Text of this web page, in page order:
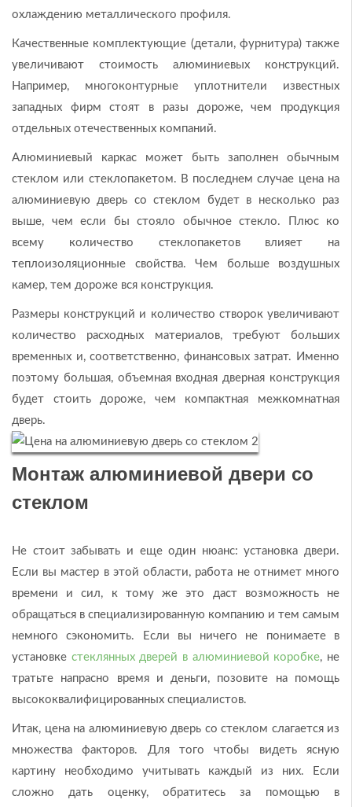
охлаждению металлического профиля.
Качественные комплектующие (детали, фурнитура) также
увеличивают стоимость алюминиевых конструкций.
Например, многоконтурные уплотнители известных
западных фирм стоят в разы дороже, чем продукция
отдельных отечественных компаний.
Алюминиевый каркас может быть заполнен обычным
стеклом или стеклопакетом. В последнем случае цена на
алюминиевую дверь со стеклом будет в несколько раз
выше, чем если бы стояло обычное стекло. Плюс ко
всему количество стеклопакетов влияет на
теплоизоляционные свойства. Чем больше воздушных
камер, тем дороже вся конструкция.
Размеры конструкций и количество створок увеличивают
количество расходных материалов, требуют больших
временных и, соответственно, финансовых затрат. Именно
поэтому большая, объемная входная дверная конструкция
будет стоить дороже, чем компактная межкомнатная
дверь.
Монтаж алюминиевой двери со
стеклом
Не стоит забывать и еще один нюанс: установка двери.
Если вы мастер в этой области, работа не отнимет много
времени и сил, к тому же это даст возможность не
обращаться в специализированную компанию и тем самым
немного сэкономить. Если вы ничего не понимаете в
установке стеклянных дверей в алюминиевой коробке, не
тратьте напрасно время и деньги, позовите на помощь
высококвалифицированных специалистов.
Итак, цена на алюминиевую дверь со стеклом слагается из
множества факторов. Для того чтобы видеть ясную
картину необходимо учитывать каждый из них. Если
сложно дать оценку, обратитесь за помощью в